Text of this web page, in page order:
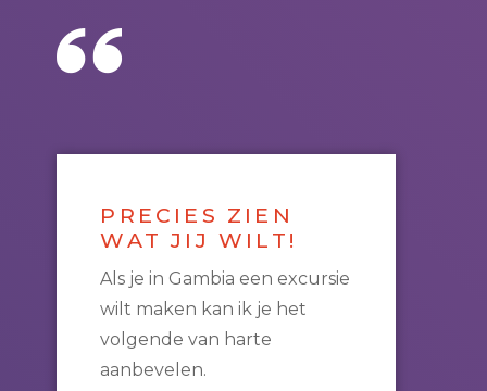
PRECIES ZIEN
WAT JIJ WILT!
Als je in Gambia een excursie
wilt maken kan ik je het
volgende van harte
aanbevelen.